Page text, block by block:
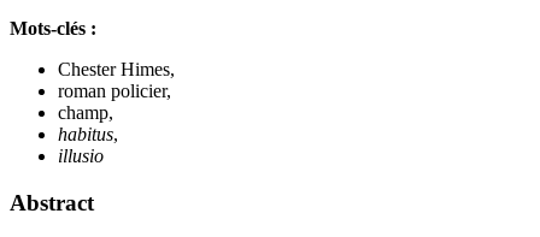
Mots-clés :
Chester Himes,
roman policier,
champ,
habitus,
illusio
Abstract